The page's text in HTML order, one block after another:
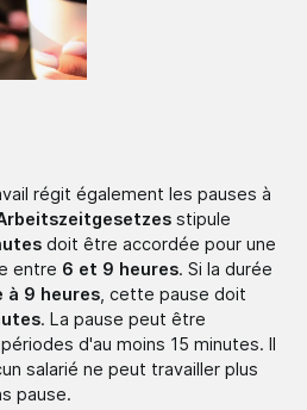
régit également les pauses à
stipule
doit être accordée pour une
entre 6 et 9 heures. Si la durée
à 9 heures , cette pause doit
. La pause peut être
d'au moins 15 minutes. Il
salarié ne peut travailler plus
pause.